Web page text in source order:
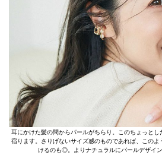
耳にかけた髪の間からパールがちらり。このちょっと
宿ります。さりげないサイズ感のものであれば、この
けるのも◎。よりナチュラルにパールデザイン